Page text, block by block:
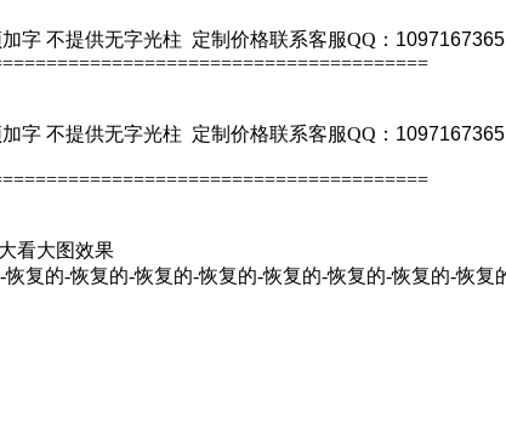
字 不提供无字光柱 定制价格联系客服QQ： 1097167365
字 不提供无字光柱 定制价格联系客服QQ： 1097167365
看大图效果